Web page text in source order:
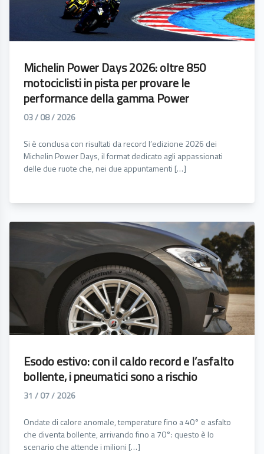
Michelin Power Days 2026: oltre 850
motociclisti in pista per provare le
performance della gamma Power
03 / 08 / 2026
Si è conclusa con risultati da record l’edizione 2026 dei
Michelin Power Days, il format dedicato agli appassionati
delle due ruote che, nei due appuntamenti […]
Esodo estivo: con il caldo record e l’asfalto
bollente, i pneumatici sono a rischio
31 / 07 / 2026
Ondate di calore anomale, temperature fino a 40° e asfalto
che diventa bollente, arrivando fino a 70°: questo è lo
scenario che attende i milioni […]